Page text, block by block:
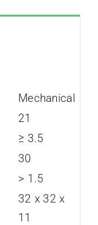
Mechanical
21
≥ 3.5
30
> 1.5
32 x 32 x
11